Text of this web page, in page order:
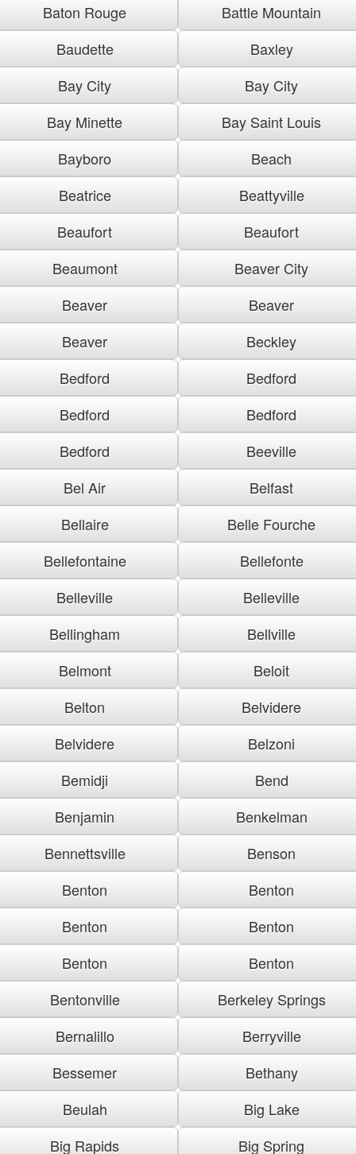
Baton Rouge
Battle Mountain
Baudette
Baxley
Bay City
Bay City
Bay Minette
Bay Saint Louis
Bayboro
Beach
Beatrice
Beattyville
Beaufort
Beaufort
Beaumont
Beaver City
Beaver
Beaver
Beaver
Beckley
Bedford
Bedford
Bedford
Bedford
Bedford
Beeville
Bel Air
Belfast
Bellaire
Belle Fourche
Bellefontaine
Bellefonte
Belleville
Belleville
Bellingham
Bellville
Belmont
Beloit
Belton
Belvidere
Belvidere
Belzoni
Bemidji
Bend
Benjamin
Benkelman
Bennettsville
Benson
Benton
Benton
Benton
Benton
Benton
Benton
Bentonville
Berkeley Springs
Bernalillo
Berryville
Bessemer
Bethany
Beulah
Big Lake
Big Rapids
Big Spring